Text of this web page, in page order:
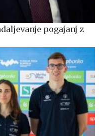
pogajanj z